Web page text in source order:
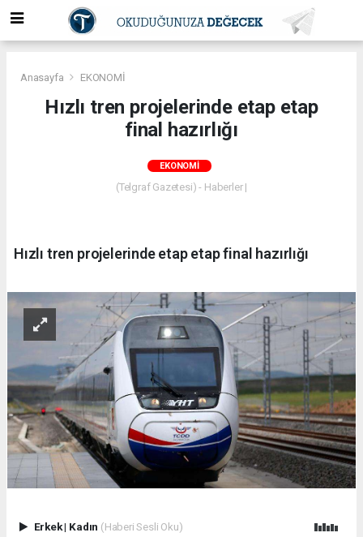
Anasayfa EKONOMİ
Hızlı tren projelerinde etap etap
final hazırlığı
EKONOMİ
(Telgraf Gazetesi) - Haberler |
Hızlı tren projelerinde etap etap final hazırlığı
Erkek| Kadın (Haberi Sesli Oku)